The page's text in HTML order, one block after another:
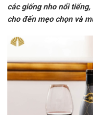
các giống nho nổi
cho đến mẹo chọn và